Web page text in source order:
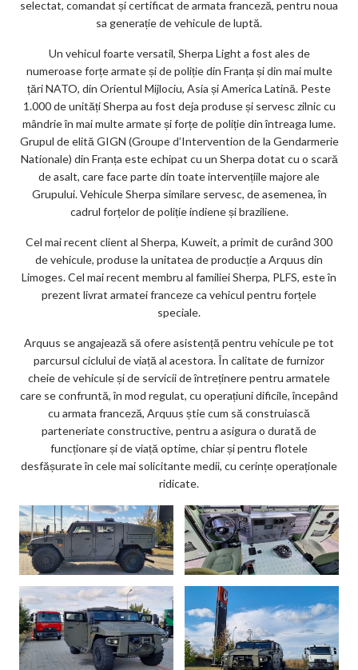
selectat, comandat și certificat de armata franceză, pentru noua
sa generație de vehicule de luptă.
Un vehicul foarte versatil, Sherpa Light a fost ales de
numeroase forțe armate și de poliție din Franța și din mai multe
țări NATO, din Orientul Mijlociu, Asia și America Latină. Peste
1.000 de unități Sherpa au fost deja produse și servesc zilnic cu
mândrie în mai multe armate și forțe de poliție din întreaga lume.
Grupul de elită GIGN (Groupe d’Intervention de la Gendarmerie
Nationale) din Franța este echipat cu un Sherpa dotat cu o scară
de asalt, care face parte din toate intervențiile majore ale
Grupului. Vehicule Sherpa similare servesc, de asemenea, în
cadrul forțelor de poliție indiene și braziliene.
Cel mai recent client al Sherpa, Kuweit, a primit de curând 300
de vehicule, produse la unitatea de producție a Arquus din
Limoges. Cel mai recent membru al familiei Sherpa, PLFS, este în
prezent livrat armatei franceze ca vehicul pentru forțele
speciale.
Arquus se angajează să ofere asistență pentru vehicule pe tot
parcursul ciclului de viață al acestora. În calitate de furnizor
cheie de vehicule și de servicii de întreținere pentru armatele
care se confruntă, în mod regulat, cu operațiuni dificile, începând
cu armata franceză, Arquus știe cum să construiască
parteneriate constructive, pentru a asigura o durată de
funcționare și de viață optime, chiar și pentru flotele
desfășurate în cele mai solicitante medii, cu cerințe operaționale
ridicate.